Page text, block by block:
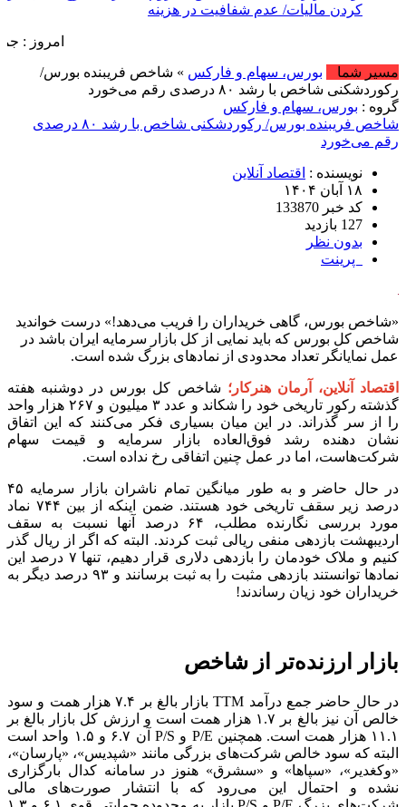
کردن مالیات/ عدم شفافیت در هزینه کرد مالیات مردم را
مسیر شما بورس، سهام و فارکس » شاخص فریبنده بورس/
رکوردشکنی شاخص با رشد ۸۰ درصدی رقم می‌خورد
گروه :بورس، سهام و فارکس
نویسنده :اقتصاد آنلاین
۱۸ آبان ۱۴۰۴
کد خبر 133870
127 بازدید
بدون نظر
«شاخص بورس، گاهی خریداران را فریب می‌دهد!» درست خواندید
شاخص کل بورس که باید نمایی از کل بازار سرمایه ایران باشد در
اقتصاد آنلاین، آرمان هنرکار؛شاخص کل بورس در دوشنبه هفته
گذشته رکور تاریخی خود را شکاند و عدد ۳ میلیون و ۲۶۷ هزار واحد
را از سر گذراند. در این میان بسیاری فکر می‌کنند که این اتفاق
نشان دهنده رشد فوق‌العاده بازار سرمایه و قیمت سهام
در حال حاضر و به طور میانگین تمام ناشران بازار سرمایه ۴۵
درصد زیر سقف تاریخی خود هستند. ضمن اینکه از بین ۷۴۴ نماد
مورد بررسی نگارنده مطلب، ۶۴ درصد آنها نسبت به سقف
اردیبهشت بازدهی منفی ریالی ثبت کردند. البته که اگر از ریال گذر
کنیم و ملاک خودمان را بازدهی دلاری قرار دهیم، تنها ۷ درصد این
بازار ارزنده‌تر از شاخص
در حال حاضر جمع درآمد TTM بازار بالغ بر ۷.۴ هزار همت و سود
خالص آن نیز بالغ بر ۱.۷ هزار همت است و ارزش کل بازار بالغ بر
۱۱.۱ هزار همت است. همچنین P/E و P/S آن ۶.۷ و ۱.۵ واحد است
البته که سود خالص شرکت‌های بزرگی مانند «شپدیس»، «پارسان»،
«وکغدیر»، «سپاها» و «سشرق» هنوز در سامانه کدال بارگزاری